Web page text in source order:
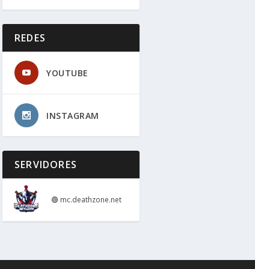
REDES
YOUTUBE
INSTAGRAM
SERVIDORES
🟢 mc.deathzone.net